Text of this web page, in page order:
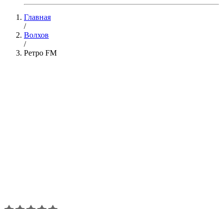
Главная
/
Волхов
/
Ретро FM